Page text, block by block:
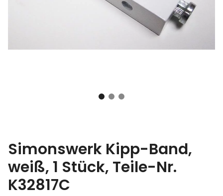
Simonswerk Kipp-Band,
weiß, 1 Stück, Teile-Nr.
K32817C